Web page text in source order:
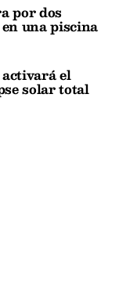
por dos
una piscina
el
solar total